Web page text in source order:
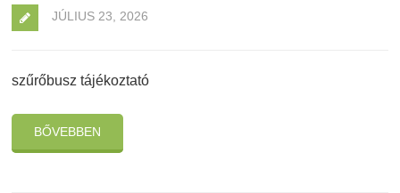
JÚLIUS 23, 2026
szűrőbusz tájékoztató
BŐVEBBEN